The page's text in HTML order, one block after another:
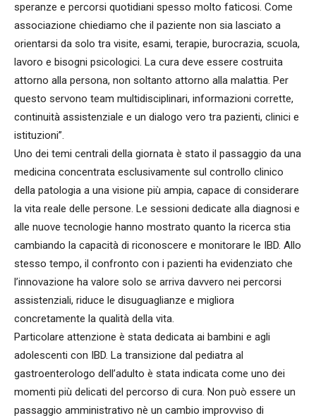
speranze e percorsi quotidiani spesso molto faticosi. Come
associazione chiediamo che il paziente non sia lasciato a
orientarsi da solo tra visite, esami, terapie, burocrazia, scuola,
lavoro e bisogni psicologici. La cura deve essere costruita
attorno alla persona, non soltanto attorno alla malattia. Per
questo servono team multidisciplinari, informazioni corrette,
continuità assistenziale e un dialogo vero tra pazienti, clinici e
istituzioni”.
Uno dei temi centrali della giornata è stato il passaggio da una
medicina concentrata esclusivamente sul controllo clinico
della patologia a una visione più ampia, capace di considerare
la vita reale delle persone. Le sessioni dedicate alla diagnosi e
alle nuove tecnologie hanno mostrato quanto la ricerca stia
cambiando la capacità di riconoscere e monitorare le IBD. Allo
stesso tempo, il confronto con i pazienti ha evidenziato che
l’innovazione ha valore solo se arriva davvero nei percorsi
assistenziali, riduce le disuguaglianze e migliora
concretamente la qualità della vita.
Particolare attenzione è stata dedicata ai bambini e agli
adolescenti con IBD. La transizione dal pediatra al
gastroenterologo dell’adulto è stata indicata come uno dei
momenti più delicati del percorso di cura. Non può essere un
passaggio amministrativo nè un cambio improvviso di